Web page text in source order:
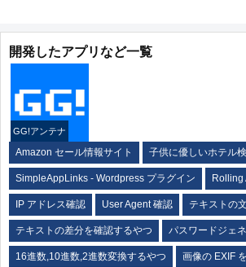
開発したアプリなど一覧
GG!アンテナ
Amazon セール情報サイト 子供に優しいホテル
SimpleAppLinks - Wordpress プラグイン Rolling
IP アドレス確認 User Agent 確認 テキストの
テキストの差分を確認するやつ パスワードジェ
16進数,10進数,2進数変換するやつ 画像の EXIF